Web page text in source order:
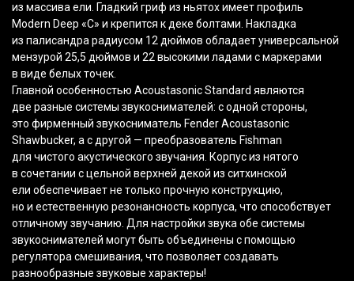
из массива ели. Гладкий гриф из ньятохимеет профиль
Modern Deep «C» и крепится к деке болтами. Накладка
из палисандра радиусом 12 дюймов обладает универсальной
мензурой 25,5 дюймов и 22 высокими ладами с маркерами
в виде белых точек.
Главной особенностью Acoustasonic Standard являются
две разные системы звукоснимателей: с одной стороны,
это фирменный звукосниматель Fender Acoustasonic
Shawbucker, а с другой — преобразователь Fishman
для чистого акустического звучания. Корпус из нятого
в сочетании с цельной верхней декой из ситхинской
ели обеспечивает не только прочную конструкцию,
но и естественную резонансность корпуса, что способствует
отличному звучанию. Для настройки звука обе системы
звукоснимателей могут быть объединены с помощью
регулятора смешивания, что позволяет создавать
разнообразные звуковые характеры!